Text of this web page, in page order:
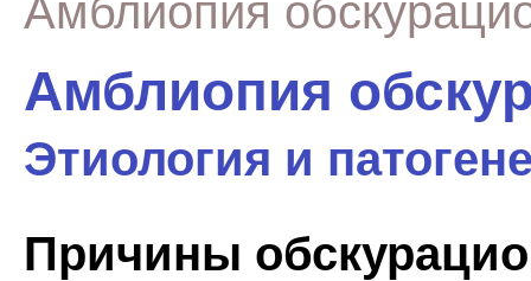
Амблиопия
Амблиопия
Этиология и
Причины